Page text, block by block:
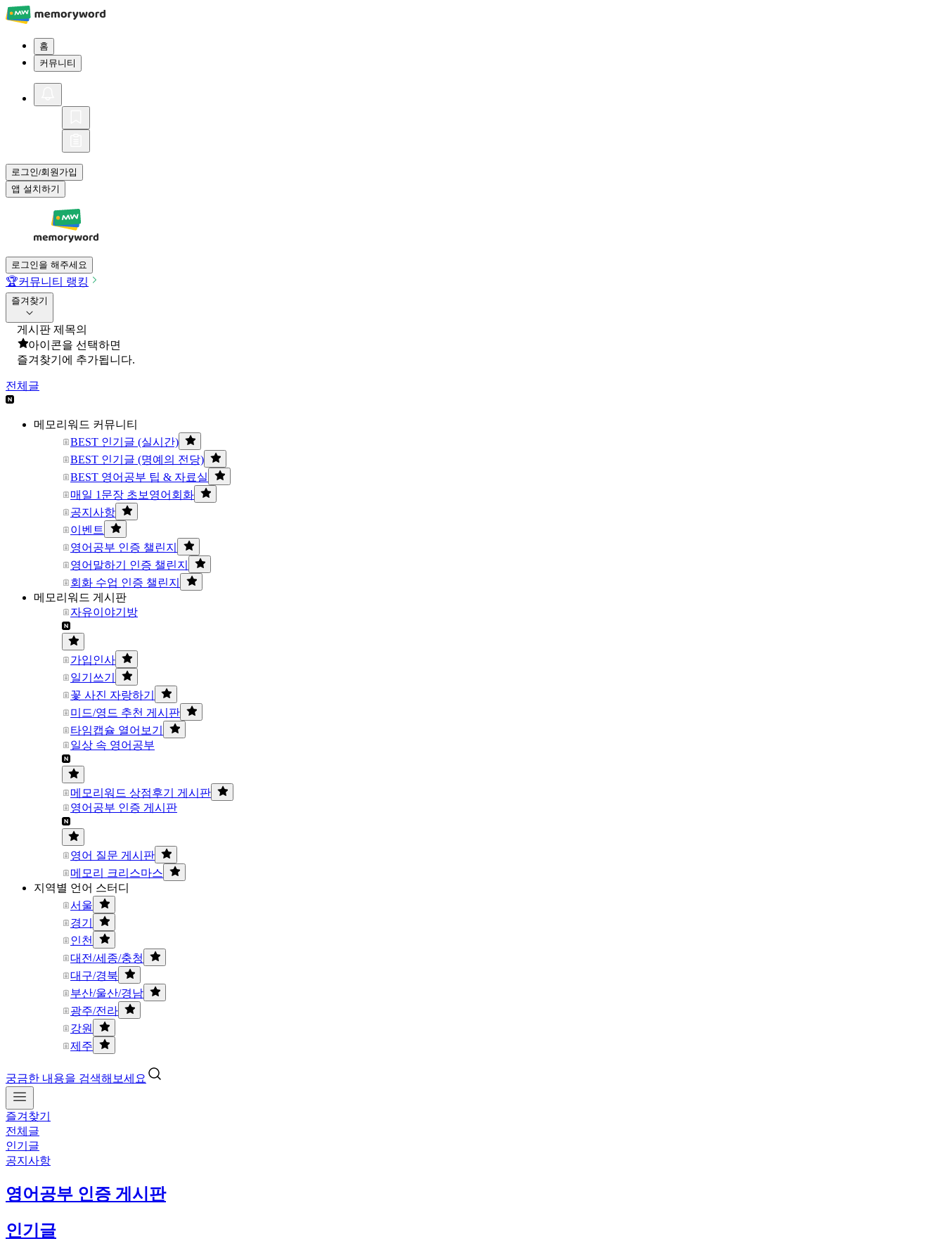
홈
커뮤니티
로그인/회원가입
앱 설치하기
로그인을 해주세요
🏆커뮤니티 랭킹
즐겨찾기
게시판 제목의
아이콘을 선택하면
즐겨찾기에 추가됩니다.
전체글
메모리워드 커뮤니티
BEST 인기글 (실시간)
BEST 인기글 (명예의 전당)
BEST 영어공부 팁 & 자료실
매일 1문장 초보영어회화
공지사항
이벤트
영어공부 인증 챌린지
영어말하기 인증 챌린지
회화 수업 인증 챌린지
메모리워드 게시판
자유이야기방
가입인사
일기쓰기
꽃 사진 자랑하기
미드/영드 추천 게시판
타임캡슐 열어보기
일상 속 영어공부
메모리워드 상점후기 게시판
영어공부 인증 게시판
영어 질문 게시판
메모리 크리스마스
지역별 언어 스터디
서울
경기
인천
대전/세종/충청
대구/경북
부산/울산/경남
광주/전라
강원
제주
궁금한 내용을 검색해보세요
즐겨찾기
전체글
인기글
공지사항
영어공부 인증 게시판
인기글